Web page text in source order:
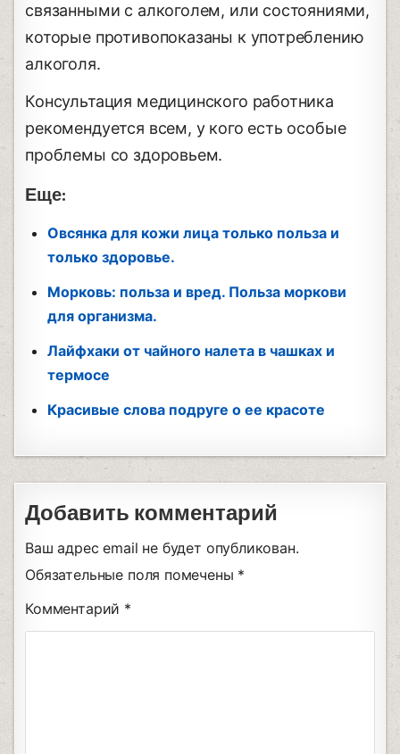
связанными с алкоголем, или состояниями,
которые противопоказаны к употреблению
алкоголя.
Консультация медицинского работника
рекомендуется всем, у кого есть особые
проблемы со здоровьем.
Еще:
Овсянка для кожи лица только польза и
только здоровье.
Морковь: польза и вред. Польза моркови
для организма.
Лайфхаки от чайного налета в чашках и
термосе
Красивые слова подруге о ее красоте
Добавить комментарий
Ваш адрес email не будет опубликован.
Обязательные поля помечены *
Комментарий *